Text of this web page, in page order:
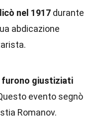
nel 1917 durante
abdicazione
furono giustiziati
evento segnò
Romanov.